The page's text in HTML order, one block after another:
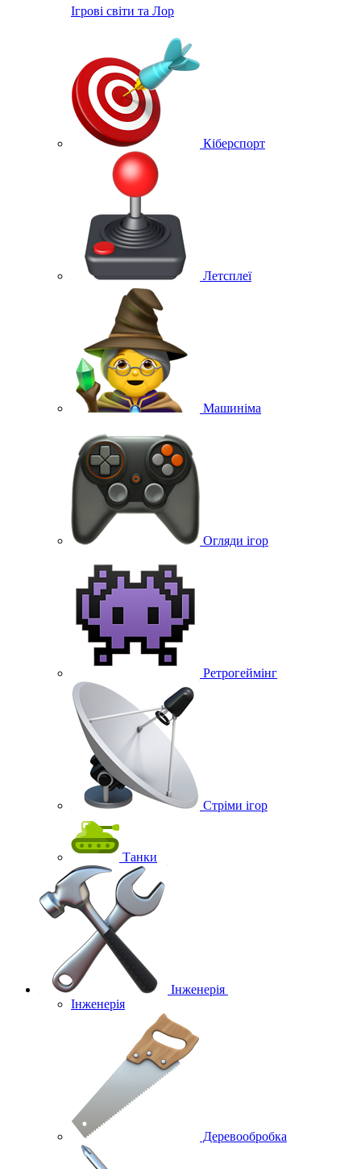
Ігрові світи та Лор
Кіберспорт
Летсплеї
Машиніма
Огляди ігор
Ретрогеймінг
Стріми ігор
Танки
Інженерія
Інженерія
Деревообробка